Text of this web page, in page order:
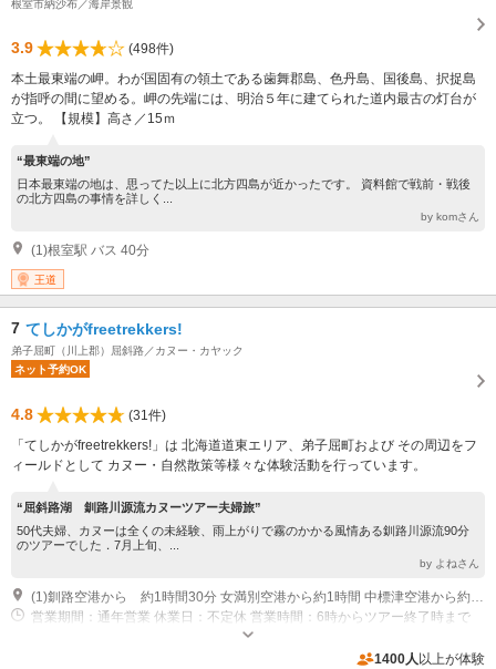
根室市納沙布／海岸景観
3.9
(498件)
本土最東端の岬。わが国固有の領土である歯舞郡島、色丹島、国後島、択捉島
が指呼の間に望める。岬の先端には、明治５年に建てられた道内最古の灯台が
立つ。 【規模】高さ／15ｍ
“最東端の地”
日本最東端の地は、思ってた以上に北方四島が近かったです。 資料館で戦前・戦後
の北方四島の事情を詳しく...
by komさん
(1)根室駅 バス 40分
王道
7 てしかがfreetrekkers!
弟子屈町（川上郡）屈斜路／カヌー・カヤック
ネット予約OK
4.8
(31件)
「てしかがfreetrekkers!」は 北海道道東エリア、弟子屈町および その周辺をフ
ィールドとして カヌー・自然散策等様々な体験活動を行っています。
“屈斜路湖 釧路川源流カヌーツアー夫婦旅”
50代夫婦、カヌーは全くの未経験、雨上がりで霧のかかる風情ある釧路川源流90分
のツアーでした．7月上旬、...
by よねさん
営業期間：通年営業 休業日：不定休 営業時間：6時からツアー終了時まで
1400人 以上が体験